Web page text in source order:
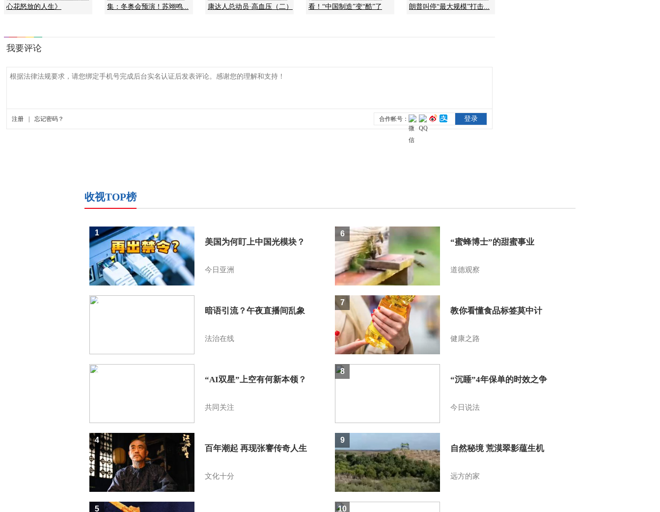
心花怒放的人生》
集：冬奥会预演！苏翊鸣...
康达人总动员·高血压（二）
看！“中国制造”变“酷”了
朗普叫停“最大规模”打击...
收视TOP榜
美国为何盯上中国光模块？
今日亚洲
1
暗语引流？午夜直播间乱象
法治在线
2
“AI双星”上空有何新本领？
共同关注
3
百年潮起 再现张謇传奇人生
文化十分
4
5
“蜜蜂博士”的甜蜜事业
道德观察
6
教你看懂食品标签莫中计
健康之路
7
“沉睡”4年保单的时效之争
今日说法
8
自然秘境 荒漠翠影蕴生机
远方的家
9
10